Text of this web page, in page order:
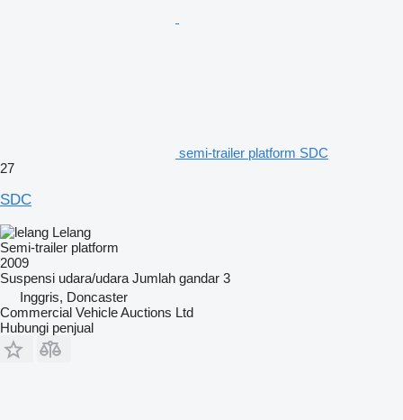
semi-trailer platform SDC
27
SDC
Lelang
Semi-trailer platform
2009
Suspensi udara/udara Jumlah gandar 3
Inggris, Doncaster
Commercial Vehicle Auctions Ltd
Hubungi penjual